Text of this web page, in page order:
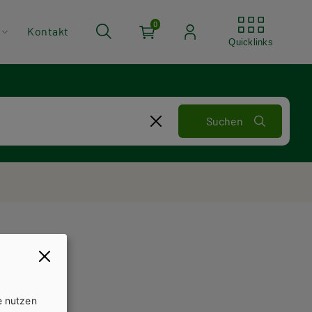
Kontakt
0
Quicklinks
nutzen